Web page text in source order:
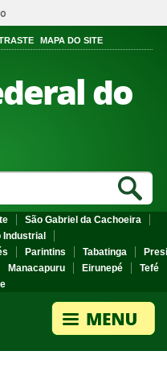
MAPA DO SITE
do
São Gabriel da Cachoeira
Industrial
Parintins Tabatinga
Manacapuru Eirunepé
Tefé